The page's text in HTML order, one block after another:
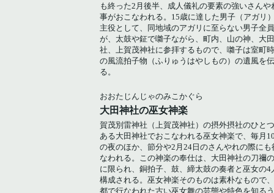
も終った2月後半、成人儀礼の要素の強いさんや
事がおこなわれる。15歳に達した男子（アガリ
主役として、同地域のアガリに至らない男子全員
が、太鼓や鉦で囃子ながら、町内、山の神、大
社、上賀茂神社に参拝するもので、囃子は室町
の風流拍子物（ふりゅうはやしもの）の遺風を
る。
おおたじんじゃのみこかぐら
大田神社の巫女神楽
賀茂別雷神社（上賀茂神社）の摂外摂社のひと
ある大田神社でおこなわれる巫女神楽で、毎月
の夜のほか、節分や2月24日のさんやれの際にも
なわれる。この神楽の奉仕は、大田神社の刀禰
に限られ、銅拍子、鼓、締太鼓の奏者と巫女の4
構成される。巫女神楽そのものは素朴なもので
都で行なわれた古い巫女舞の芸態や特色を知る